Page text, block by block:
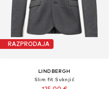
RAZPRODAJA
LINDBERGH
Slim fit Suknjič